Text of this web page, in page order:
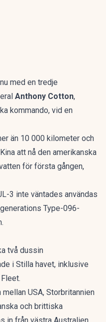
med en tredje
Anthony Cotton,
kommando, vid en
än 10 000 kilometer och
att nå den amerikanska
för första gången,
3 inte väntades användas
Type-096-
två dussin
i Stilla havet, inklusive
USA, Storbritannien
och brittiska